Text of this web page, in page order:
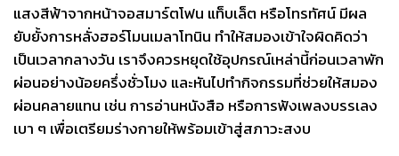
แสงสีฟ้าจากหน้าจอสมาร์ตโฟน แท็บเล็ต หรือโทรทัศน์ มีผล
ยับยั้งการหลั่งฮอร์โมนเมลาโทนิน ทำให้สมองเข้าใจผิดคิดว่า
เป็นเวลากลางวัน เราจึงควรหยุดใช้อุปกรณ์เหล่านี้ก่อนเวลาพัก
ผ่อนอย่างน้อยครึ่งชั่วโมง และหันไปทำกิจกรรมที่ช่วยให้สมอง
ผ่อนคลายแทน เช่น การอ่านหนังสือ หรือการฟังเพลงบรรเลง
เบา ๆ เพื่อเตรียมร่างกายให้พร้อมเข้าสู่สภาวะสงบ